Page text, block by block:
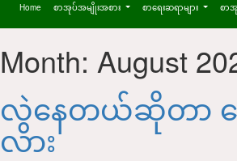
Home စာအုပ်အမျိုးအစား စာရေးဆရာများ စာ
Month: August
လွဲနေတယ်ဆိုတာ သ
လား